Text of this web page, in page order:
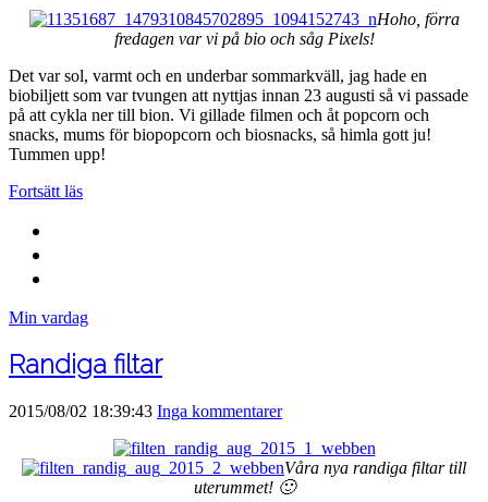
Hoho, förra
fredagen var vi på bio och såg Pixels!
Det var sol, varmt och en underbar sommarkväll, jag hade en
biobiljett som var tvungen att nyttjas innan 23 augusti så vi passade
på att cykla ner till bion. Vi gillade filmen och åt popcorn och
snacks, mums för biopopcorn och biosnacks, så himla gott ju!
Tummen upp!
Fortsätt läs
Min vardag
Randiga filtar
2015/08/02 18:39:43 Inga kommentarer
Våra nya randiga filtar till
uterummet! 🙂